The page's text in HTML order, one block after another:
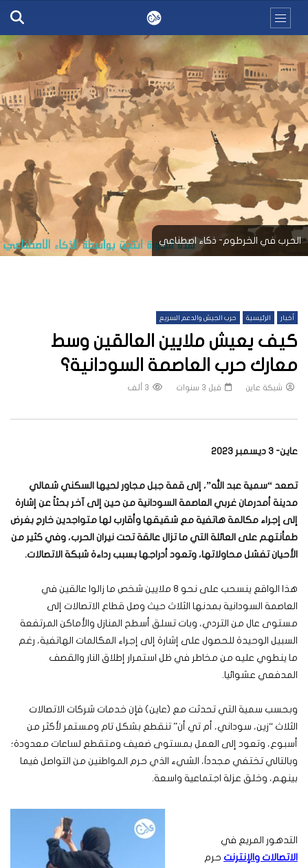
الحرب في الخرطوم- ذكاء اصطناعي
أخبار الرئيسية حرب الجيش والدعم السريع
كيف يعيش ملايين العالقين وسط
معارك حرب العاصمة السودانية؟
شبكة عاين قبل 3 سنوات 3 ألف
عاين- 3 ديسمبر 2023
تصعد “سمية عبد الله”، إلى قمة جبل مجاور لحيها السكني شمالي
مدينة أمدرمان غربي العاصمة السودانية من حين إلى آخر بحثاً عن إشارة
إلى إجراء مكالمة هاتفية مع شقيقها وأقارب لها متواجدين خارج بغرض
طمأنتهم على العائلة التي ما تزال عالقة تحت نيران الحرب، وفي كثير من
الأحيان تفشل محاولاتها، وتعود أدراجها بسبب رداءة شبكة الاتصالات.
هذا الواقع ينسحب على نحو 8 ملايين شخص ما زالوا عالقين في
العاصمة السودانية بمدنها الثلاث حيث وصل قطاع الاتصالات إلى
مستوى عال من التردي، وبات تسلق أسطح المنازل والأماكن المرتفعة
السبيل الوحيدة للحصول على إشارة إلى إجراء المكالمات الهاتفية، رغم
ما ينطوي عليه من مخاطر في ظل استمرار إطلاق النار والقصف
المدفعي عشوائيا.
وبحسب سمية التي تحدثت مع (عاين) فإن خدمات شركات الاتصالات
الثلاث “زين، سوداني، أم تي أن” تنقطع بشكل تام ومستمر لأكثر من
أسبوع، وتعود إلى العمل بمستوى ضعيف ومتقطع لساعات معدودة؛
وبالتالي تختفي مجدداَ، الشيء الذي حرم المواطنين من التواصل فيما
بينهم، وخلق عزلة اجتماعية واسعة.
التدهور المريع في
الاتصالات والإنترنت حرم